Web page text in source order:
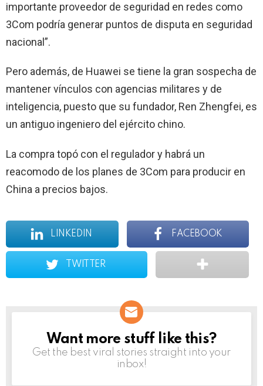
importante proveedor de seguridad en redes como
3Com podría generar puntos de disputa en seguridad
nacional”.
Pero además, de Huawei se tiene la gran sospecha de
mantener vínculos con agencias militares y de
inteligencia, puesto que su fundador, Ren Zhengfei, es
un antiguo ingeniero del ejército chino.
La compra topó con el regulador y habrá un
reacomodo de los planes de 3Com para producir en
China a precios bajos.
LINKEDIN FACEBOOK
TWITTER
NEWSLETTER
Want more stuff like this?
Get the best viral stories straight into your
inbox!